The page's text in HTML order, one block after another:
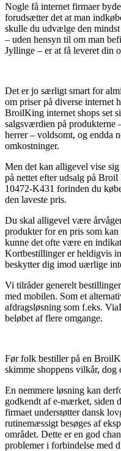
Nogle få internet firmaer
forudsætter det at man
skulle du udvælge den
– uden hensyn til om man
Jyllinge – er at få leveret din
Det er jo særligt smart for
om priser på diverse internet
BroilKing internet shops set
salgsværdien på produkterne
herrer – voldsomt, og endda
omkostninger.
Men det kan alligevel vise
på nettet efter udsalg på
10472-K431 forinden du
den laveste pris.
Du skal alligevel være
produkter for en pris som
kunne det ofte være en
Kortbestillinger er heldigvis
beskytter dig imod uærlige
Vi tilråder generelt
med mobilen. Som et
afdragsløsning som f.eks.
beløbet af flere omgange.
Før folk bestiller på en
skimme shoppens vilkår,
En nemmere løsning kan
godkendt af e-mærket, siden
firmaet understøtter dansk
rutinemæssigt besøges af
området. Dette er en god
problemer i forbindelse med